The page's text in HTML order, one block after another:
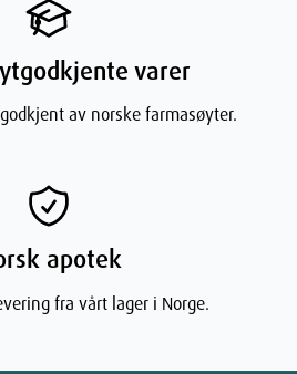
varer
av norske farmasøyter.
apotek
fra vårt lager i Norge.